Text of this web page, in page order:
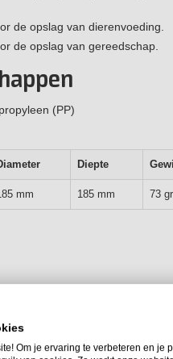
de opslag van dierenvoeding.
de opslag van gereedschap.
(PP)
Diepte
mm 185 mm 73
Om je ervaring te verbeteren en je